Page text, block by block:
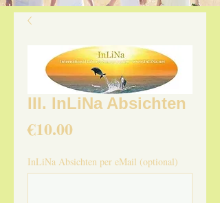
III. InLiNa Absichten
€10.00Price
InLiNa Absichten per eMail (optional)